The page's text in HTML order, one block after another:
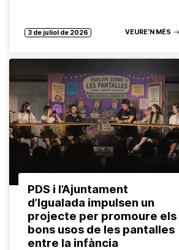
3 de juliol de 2026 VEURE’N MÉS
PDS i l’Ajuntament
d’Igualada impulsen un
projecte per promoure els
bons usos de les pantalles
entre la infància